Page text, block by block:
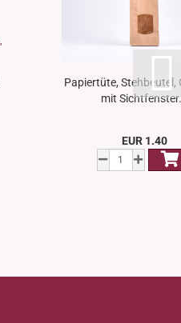
Papiertüte, Stehbeutel,
mit
EUR 1.40